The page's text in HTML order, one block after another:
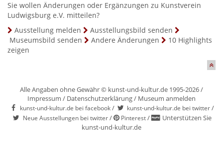
Sie wollen Änderungen oder Ergänzungen zu Kunstverein
Ludwigsburg e.V. mitteilen?
Ausstellung melden
Ausstellungsbild senden
Museumsbild senden
Andere Änderungen
10 Highlights
zeigen
Alle Angaben ohne Gewähr © kunst-und-kultur.de 1995-2026 /
Impressum / Datenschutzerklärung/ Museum anmelden
kunst-und-kultur.de bei facebook/ kunst-und-kultur.de bei twitter/
Neue Ausstellungen bei twitter/ Pinterest/
Unterstützen Sie
kunst-und-kultur.de